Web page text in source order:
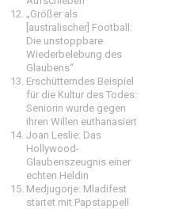
„Größer als
[australischer] Football:
Die unstoppbare
Wiederbelebung des
Glaubens“
Erschütterndes Beispiel
für die Kultur des Todes:
Seniorin wurde gegen
ihren Willen euthanasiert
Joan Leslie: Das
Hollywood-
Glaubenszeugnis einer
echten Heldin
Medjugorje: Mladifest
startet mit Papstappell